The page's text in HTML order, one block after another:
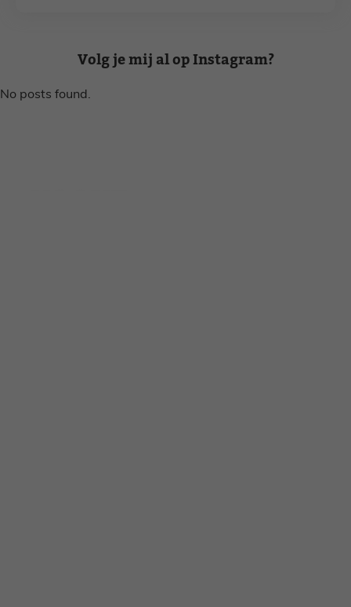
Volg je mij al op Instagram?
No posts found.